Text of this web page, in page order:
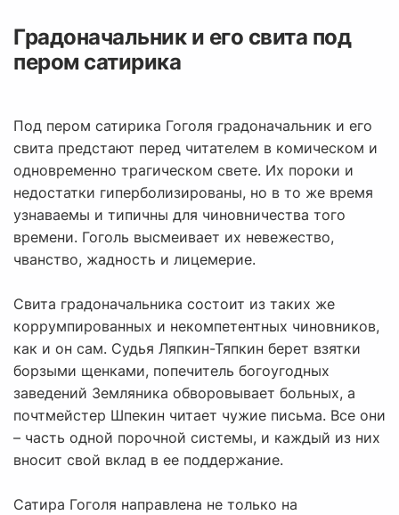
Градоначальник и его свита под
пером сатирика
Под пером сатирика Гоголя градоначальник и его
свита предстают перед читателем в комическом и
одновременно трагическом свете. Их пороки и
недостатки гиперболизированы, но в то же время
узнаваемы и типичны для чиновничества того
времени. Гоголь высмеивает их невежество,
чванство, жадность и лицемерие.
Свита градоначальника состоит из таких же
коррумпированных и некомпетентных чиновников,
как и он сам. Судья Ляпкин-Тяпкин берет взятки
борзыми щенками, попечитель богоугодных
заведений Земляника обворовывает больных, а
почтмейстер Шпекин читает чужие письма. Все они
– часть одной порочной системы, и каждый из них
вносит свой вклад в ее поддержание.
Сатира Гоголя направлена не только на